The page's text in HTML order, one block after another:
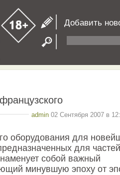
Добавить
admin 02 Сентября 2007 в
оборудования для
для частей
собой важный
минувшую эпоху от